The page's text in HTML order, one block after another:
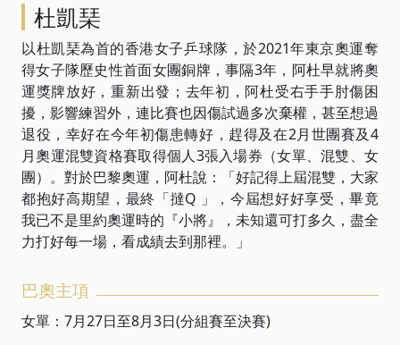
杜凱琹
以杜凱琹為首的香港女子乒球隊，於2021年東京奧運奪
得女子隊歷史性首面女團銅牌，事隔3年，阿杜早就將奧
運獎牌放好，重新出發；去年初，阿杜受右手手肘傷困
擾，影響練習外，連比賽也因傷試過多次棄權，甚至想過
退役，幸好在今年初傷患轉好，趕得及在2月世團賽及4
月奧運混雙資格賽取得個人3張入場券（女單、混雙、女
團）。對於巴黎奧運，阿杜說：「好記得上屆混雙，大家
都抱好高期望，最終「撻Q 」，今屆想好好享受，畢竟
我已不是里約奧運時的『小將』，未知還可打多久，盡全
力打好每一場，看成績去到那裡。」
巴奧主項
女單：7月27日至8月3日(分組賽至決賽)